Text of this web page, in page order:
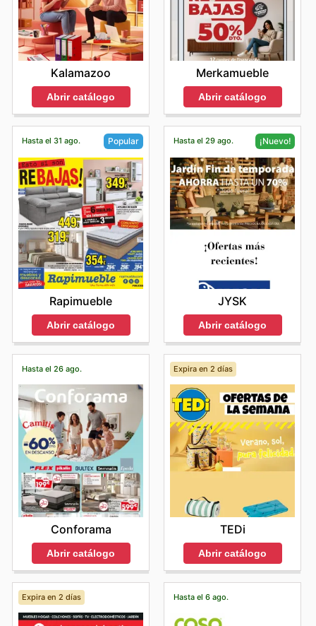
Kalamazoo
Abrir catálogo
Merkamueble
Abrir catálogo
Hasta el 31 ago. Popular
Rapimueble
Abrir catálogo
Hasta el 29 ago. ¡Nuevo!
JYSK
Abrir catálogo
Hasta el 26 ago.
Conforama
Abrir catálogo
Expira en 2 días
TEDi
Abrir catálogo
Expira en 2 días Hasta el 6 ago.